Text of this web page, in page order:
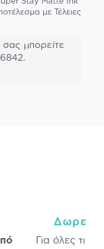
Stay Matte Ink
με Τέλειες
σας μπορείτε
Δωρεάν
Για όλες τις